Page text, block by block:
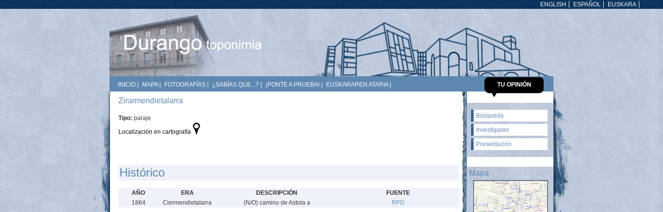
EUSKARA
ESPAÑOL
ENGLISH
INICIO MAPA| FOTOGRAFÍAS ¿SABÍAS QUE...? ¡PONTE A PRUEBA! EUSKARAREN ATARIA| TU OPINIÓN
Zirarmendietalarra
Tipo: paraje
Localización en cartografía
Histórico
AÑO ERA DESCRIPCIÓN
FUENTE
1864
Ciermendietalarra (N/O) camino de Astola a RPD
Búsqueda
Investigador
Presentación
Mapa